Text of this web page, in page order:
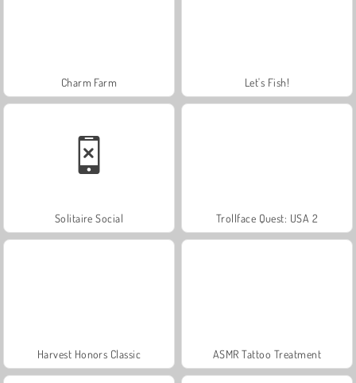
Charm Farm Let's Fish!
Solitaire Social Trollface Quest: USA 2
Harvest Honors Classic ASMR Tattoo Treatment